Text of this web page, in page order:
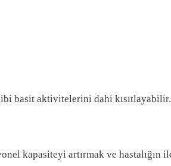
basit aktivitelerini dahi kısıtlayabilir.
kapasiteyi artırmak ve hastalığın